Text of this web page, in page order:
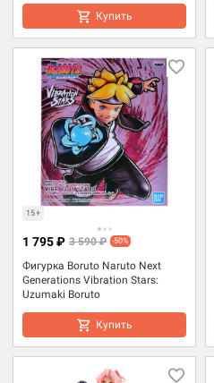
Купить
15+
Фигурка Boruto Naruto Next
Generations Vibration Stars:
Uzumaki Boruto
1 795 ₽ 3 590 ₽ -50%
Купить